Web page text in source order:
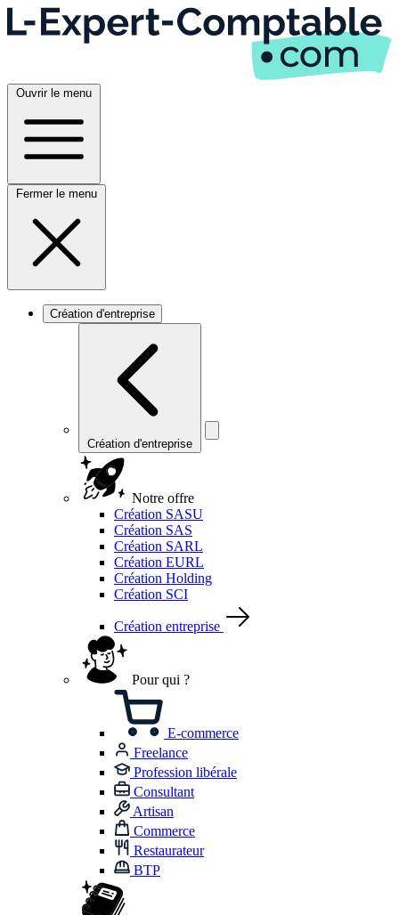
Ouvrir le menu
Fermer le menu
Création d'entreprise
Création d'entreprise
Notre offre
Création SASU
Création SAS
Création SARL
Création EURL
Création Holding
Création SCI
Création entreprise
Pour qui ?
E-commerce
Freelance
Profession libérale
Consultant
Artisan
Commerce
Restaurateur
BTP